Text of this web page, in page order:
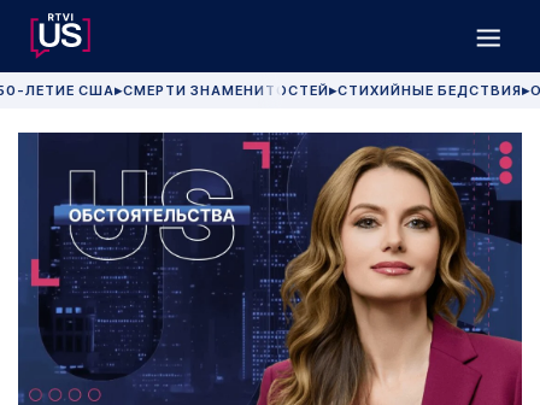
ЛЕТИЕ США▶СМЕРТИ ЗНАМЕНИТОСТЕЙ▶СТИХИЙНЫЕ БЕДСТВИЯ▶